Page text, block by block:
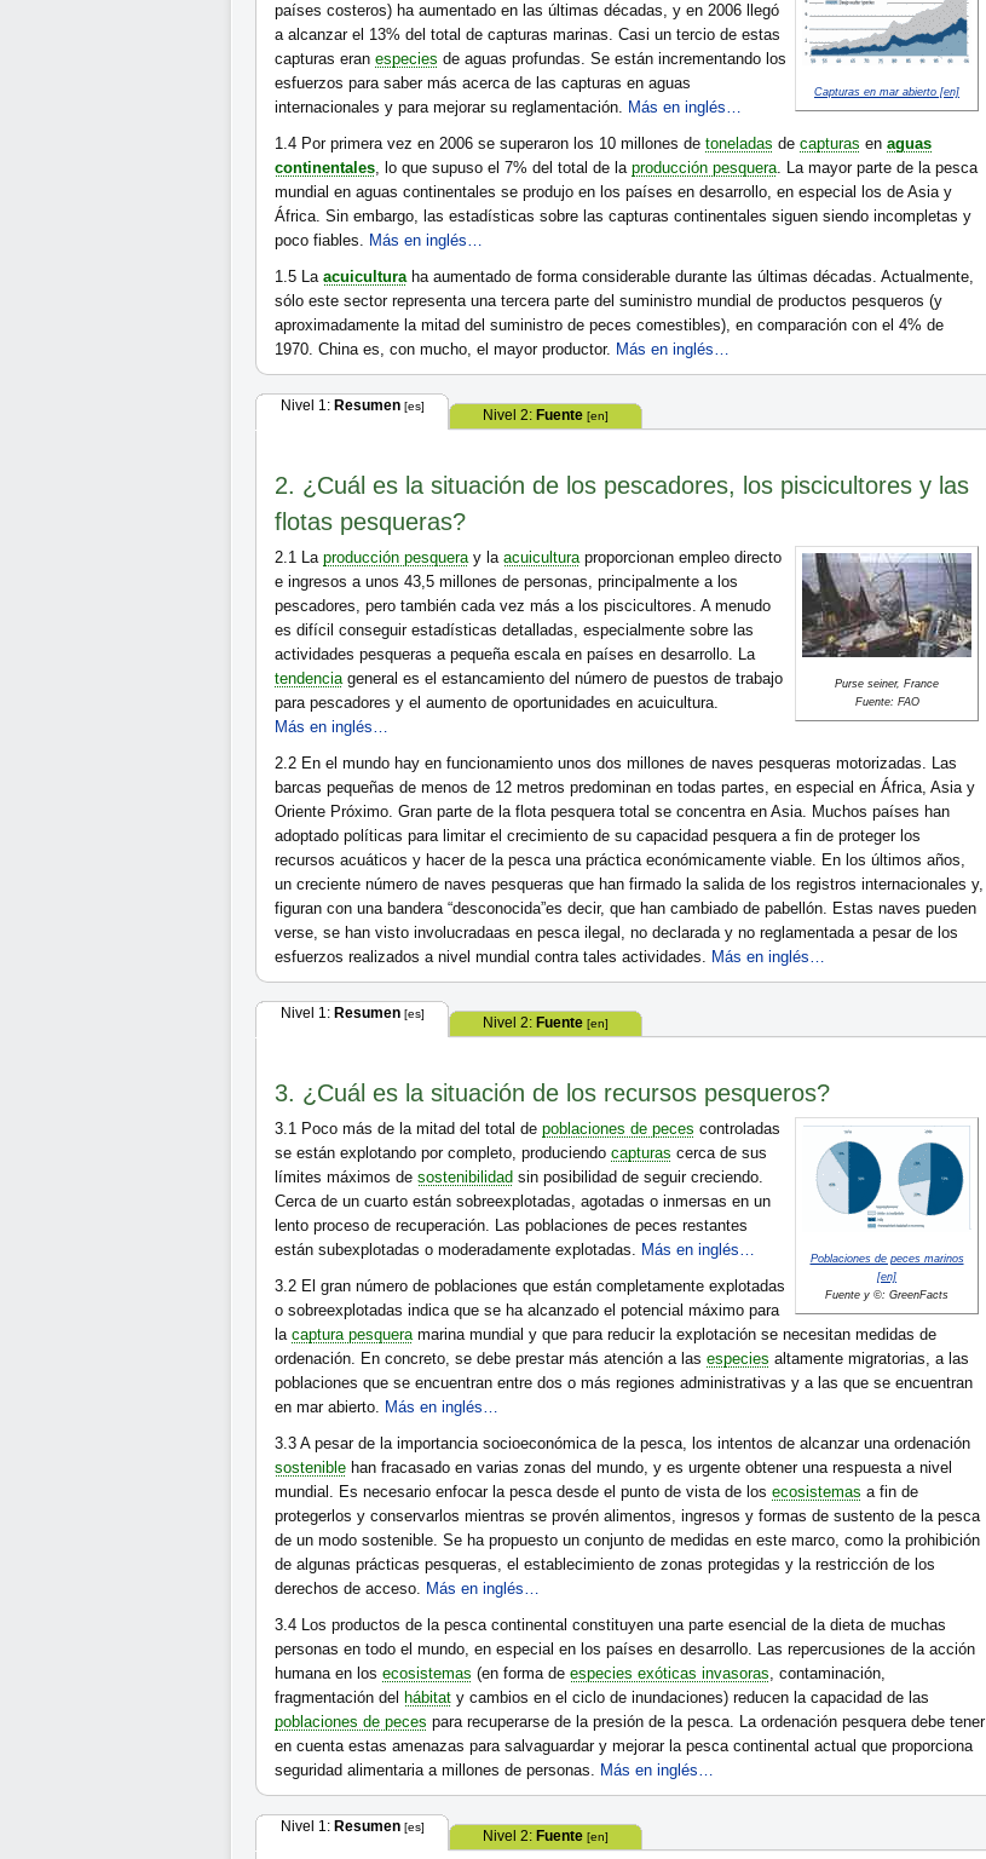
Capturas en mar abierto [en]
países costeros) ha aumentado en las últimas décadas, y en 2006 llegó
a alcanzar el 13% del total de capturas marinas. Casi un tercio de estas
capturas eran especies de aguas profundas. Se están incrementando los
esfuerzos para saber más acerca de las capturas en aguas
internacionales y para mejorar su reglamentación. Más en inglés…
1.4 Por primera vez en 2006 se superaron los 10 millones de toneladas de capturas en aguas
continentales, lo que supuso el 7% del total de la producción pesquera. La mayor parte de la pesca
mundial en aguas continentales se produjo en los países en desarrollo, en especial los de Asia y
África. Sin embargo, las estadísticas sobre las capturas continentales siguen siendo incompletas y
poco fiables. Más en inglés…
1.5 La acuiculturaha aumentado de forma considerable durante las últimas décadas. Actualmente,
sólo este sector representa una tercera parte del suministro mundial de productos pesqueros (y
aproximadamente la mitad del suministro de peces comestibles), en comparación con el 4% de
1970. China es, con mucho, el mayor productor. Más en inglés…
Nivel 1: Resumen[es]
Nivel 2: Fuente [en]
2. ¿Cuál es la situación de los pescadores, los piscicultores y las
flotas pesqueras?
Purse seiner, France
Fuente: FAO
2.1 La producción pesqueray la acuiculturaproporcionan empleo directo
e ingresos a unos 43,5 millones de personas, principalmente a los
pescadores, pero también cada vez más a los piscicultores. A menudo
es difícil conseguir estadísticas detalladas, especialmente sobre las
actividades pesqueras a pequeña escala en países en desarrollo. La
tendenciageneral es el estancamiento del número de puestos de trabajo
para pescadores y el aumento de oportunidades en acuicultura.
Más en inglés…
2.2 En el mundo hay en funcionamiento unos dos millones de naves pesqueras motorizadas. Las
barcas pequeñas de menos de 12 metros predominan en todas partes, en especial en África, Asia y
Oriente Próximo. Gran parte de la flota pesquera total se concentra en Asia. Muchos países han
adoptado políticas para limitar el crecimiento de su capacidad pesquera a fin de proteger los
recursos acuáticos y hacer de la pesca una práctica económicamente viable. En los últimos años,
un creciente número de naves pesqueras que han firmado la salida de los registros internacionales y,
figuran con una bandera “desconocida”es decir, que han cambiado de pabellón. Estas naves pueden
verse, se han visto involucradaas en pesca ilegal, no declarada y no reglamentada a pesar de los
esfuerzos realizados a nivel mundial contra tales actividades. Más en inglés…
Nivel 1: Resumen[es]
Nivel 2: Fuente [en]
3. ¿Cuál es la situación de los recursos pesqueros?
Poblaciones de peces marinos
[en]
Fuente y ©: GreenFacts
3.1 Poco más de la mitad del total de poblaciones de peces controladas
se están explotando por completo, produciendo capturas cerca de sus
límites máximos de sostenibilidad sin posibilidad de seguir creciendo.
Cerca de un cuarto están sobreexplotadas, agotadas o inmersas en un
lento proceso de recuperación. Las poblaciones de peces restantes
están subexplotadas o moderadamente explotadas. Más en inglés…
3.2 El gran número de poblaciones que están completamente explotadas
o sobreexplotadas indica que se ha alcanzado el potencial máximo para
la captura pesqueramarina mundial y que para reducir la explotación se necesitan medidas de
ordenación. En concreto, se debe prestar más atención a las especies altamente migratorias, a las
poblaciones que se encuentran entre dos o más regiones administrativas y a las que se encuentran
en mar abierto. Más en inglés…
3.3 A pesar de la importancia socioeconómica de la pesca, los intentos de alcanzar una ordenación
sostenible han fracasado en varias zonas del mundo, y es urgente obtener una respuesta a nivel
mundial. Es necesario enfocar la pesca desde el punto de vista de los ecosistemas a fin de
protegerlos y conservarlos mientras se provén alimentos, ingresos y formas de sustento de la pesca
de un modo sostenible. Se ha propuesto un conjunto de medidas en este marco, como la prohibición
de algunas prácticas pesqueras, el establecimiento de zonas protegidas y la restricción de los
derechos de acceso. Más en inglés…
3.4 Los productos de la pesca continental constituyen una parte esencial de la dieta de muchas
personas en todo el mundo, en especial en los países en desarrollo. Las repercusiones de la acción
humana en los ecosistemas (en forma de especies exóticas invasoras, contaminación,
fragmentación del hábitat y cambios en el ciclo de inundaciones) reducen la capacidad de las
poblaciones de peces para recuperarse de la presión de la pesca. La ordenación pesquera debe tener
en cuenta estas amenazas para salvaguardar y mejorar la pesca continental actual que proporciona
seguridad alimentaria a millones de personas. Más en inglés…
Nivel 1: Resumen[es]
Nivel 2: Fuente [en]